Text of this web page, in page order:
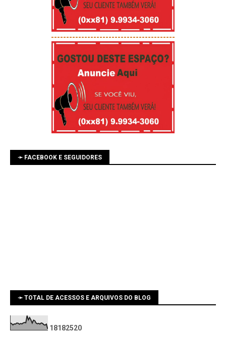
-----------------------------------------
➛ FACEBOOK E SEGUIDORES
➛ TOTAL DE ACESSOS E ARQUIVOS DO BLOG
1 81 82520